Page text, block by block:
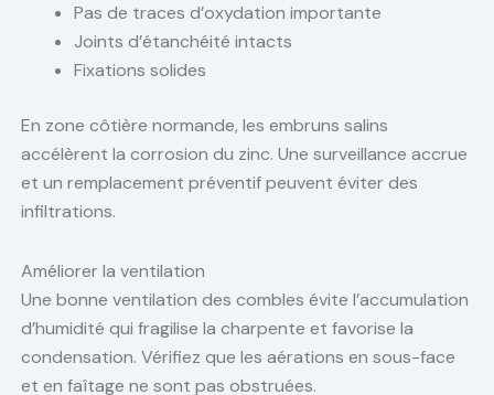
Pas de traces d’oxydation importante
Joints d’étanchéité intacts
Fixations solides
En zone côtière normande, les embruns salins
accélèrent la corrosion du zinc. Une surveillance accrue
et un remplacement préventif peuvent éviter des
infiltrations.
Améliorer la ventilation
Une bonne ventilation des combles évite l’accumulation
d’humidité qui fragilise la charpente et favorise la
condensation. Vérifiez que les aérations en sous-face
et en faîtage ne sont pas obstruées.